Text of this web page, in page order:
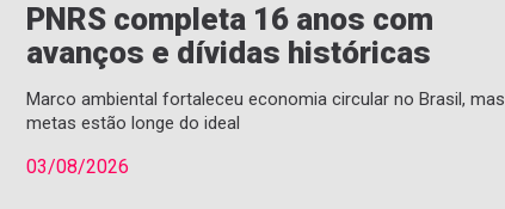
PNRS completa 16 anos com
avanços e dívidas históricas
Marco ambiental fortaleceu economia circular no Brasil, mas
metas estão longe do ideal
03/08/2026